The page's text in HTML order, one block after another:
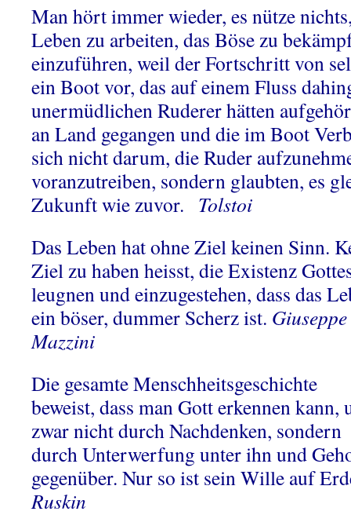
Man hört immer wieder, es nütze
Leben zu arbeiten, das Böse zu
einzuführen, weil der Fortschritt von
ein Boot vor, das auf einem Fluss
unermüdlichen Ruderer hätten
an Land gegangen und die im Boot
sich nicht darum, die Ruder
voranzutreiben, sondern glaubten, es
Zukunft wie zuvor. Tolstoi
Das Leben hat ohne Ziel keinen Sinn.
Ziel zu haben heisst, die Existenz
leugnen und einzugestehen, dass das
ein böser, dummer Scherz ist. Giuseppe
Mazzini
Die gesamte Menschheitsgeschichte
beweist, dass man Gott erkennen kann,
zwar nicht durch Nachdenken, sondern
durch Unterwerfung unter ihn und
gegenüber. Nur so ist sein Wille auf
Ruskin